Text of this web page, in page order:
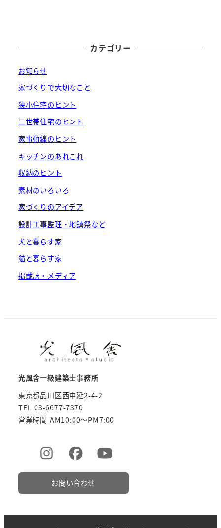
カテゴリー
お知らせ
家づくりで大切なこと
狭小住宅のヒント
二世帯住宅のヒント
家事動線のヒント
キッチンのあれこれ
収納のヒント
素材のいろいろ
家づくりのアイデア
設計工事監理・地鎮祭など
犬と暮らす家
猫と暮らす家
掲載誌・メディア
光風舎一級建築士事務所
東京都品川区西中延2-4-2
TEL 03-6677-7370
営業時間 AM10:00～PM7:00
お問い合わせ